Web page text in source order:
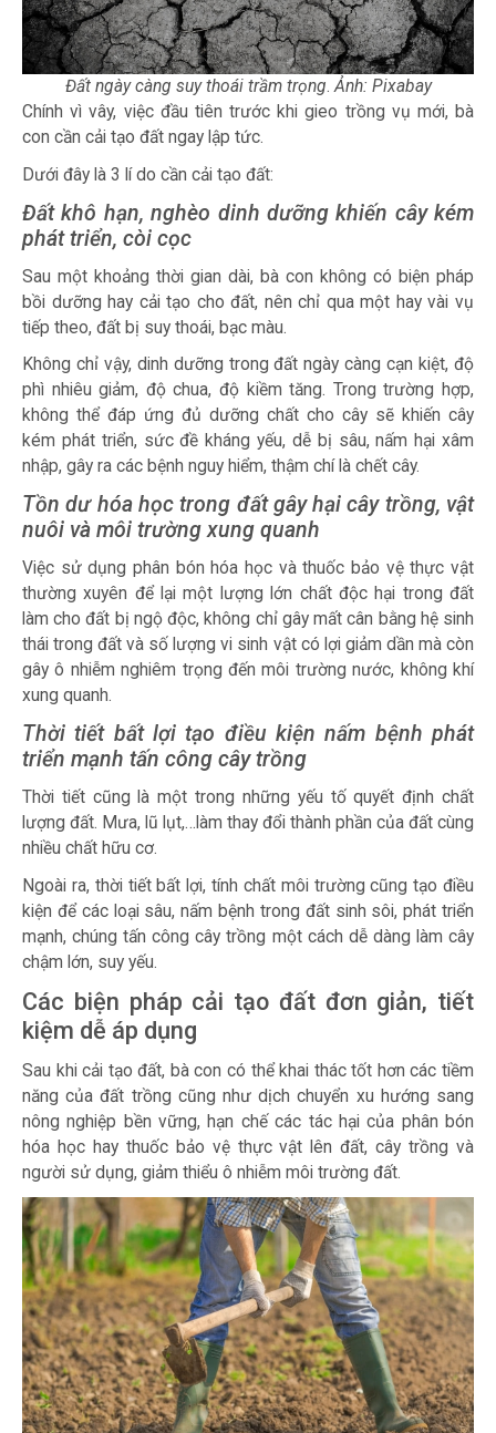
Đất ngày càng suy thoái trầm trọng.Ảnh: Pixabay
Chính vì vây, việc đầu tiên trước khi gieo trồng vụ mới, bà
con cần cải tạo đất ngay lập tức.
Dưới đây là 3 lí do cần cải tạo đất:
Đất khô hạn, nghèo dinh dưỡng khiến cây kém
phát triển, còi cọc
Sau một khoảng thời gian dài, bà con không có biện pháp
bồi dưỡng hay cải tạo cho đất, nên chỉ qua một hay vài vụ
tiếp theo, đất bị suy thoái, bạc màu.
Không chỉ vậy, dinh dưỡng trong đất ngày càng cạn kiệt, độ
phì nhiêu giảm, độ chua, độ kiềm tăng. Trong trường hợp,
không thể đáp ứng đủ dưỡng chất cho cây sẽ khiến cây
kém phát triển, sức đề kháng yếu, dễ bị sâu, nấm hại xâm
nhập, gây ra các bệnh nguy hiểm, thậm chí là chết cây.
Tồn dư hóa học trong đất gây hại cây trồng, vật
nuôi và môi trường xung quanh
Việc sử dụng phân bón hóa học và thuốc bảo vệ thực vật
thường xuyên để lại một lượng lớn chất độc hại trong đất
làm cho đất bị ngộ độc, không chỉ gây mất cân bằng hệ sinh
thái trong đất và số lượng vi sinh vật có lợi giảm dần mà còn
gây ô nhiễm nghiêm trọng đến môi trường nước, không khí
xung quanh.
Thời tiết bất lợi tạo điều kiện nấm bệnh phát
triển mạnh tấn công cây trồng
Thời tiết cũng là một trong những yếu tố quyết định chất
lượng đất. Mưa, lũ lụt,…làm thay đổi thành phần của đất cùng
nhiều chất hữu cơ.
Ngoài ra, thời tiết bất lợi, tính chất môi trường cũng tạo điều
kiện để các loại sâu, nấm bệnh trong đất sinh sôi, phát triển
mạnh, chúng tấn công cây trồng một cách dễ dàng làm cây
chậm lớn, suy yếu.
Các biện pháp cải tạo đất đơn giản, tiết
kiệm dễ áp dụng
Sau khi cải tạo đất, bà con có thể khai thác tốt hơn các tiềm
năng của đất trồng cũng như dịch chuyển xu hướng sang
nông nghiệp bền vững, hạn chế các tác hại của phân bón
hóa học hay thuốc bảo vệ thực vật lên đất, cây trồng và
người sử dụng, giảm thiểu ô nhiễm môi trường đất.